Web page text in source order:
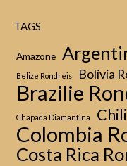
TAGS
Amazone
Belize Rondreis Bolivia
Brazilie
Chapada Diamantina
Colombia
Costa Rica